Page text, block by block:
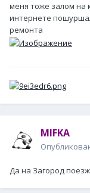
меня тоже залом на
интернете
ремонта
MIFKA
Да на Загород